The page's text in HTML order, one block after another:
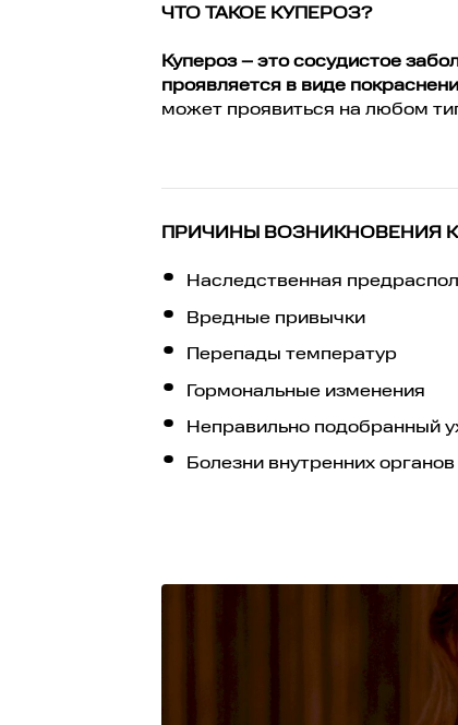
ЧТО ТАКОЕ КУПЕРОЗ?
Купероз – это сосудистое
проявляется в виде
может проявиться на любом
ПРИЧИНЫ ВОЗНИКНОВЕНИЯ
Наследственная
Вредные привычки
Перепады температур
Гормональные изменения
Неправильно подобранный
Болезни внутренних органов